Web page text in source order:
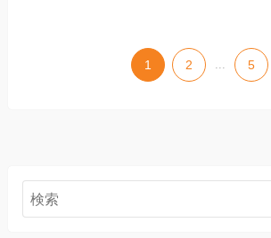
1 2 ... 5